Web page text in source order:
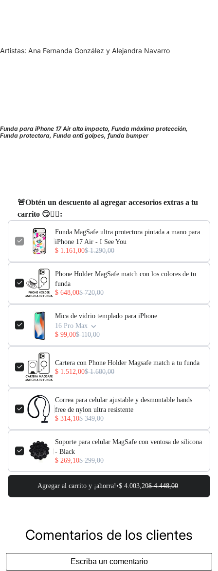
Artistas: Ana Fernanda González y Alejandra Navarro
Funda para iPhone 17 Air alto impacto, Funda máxima protección,
Funda protectora, Funda anti golpes, funda bumper
🚨Obtén un descuento al agregar accesorios extras a tu
carrito 😏👇🏻:
Funda MagSafe ultra protectora pintada a mano para
iPhone 17 Air - I See You
$ 1.161,00$ 1.290,00
Phone Holder MagSafe match con los colores de tu
funda
$ 648,00$ 720,00
Mica de vidrio templado para iPhone
16 Pro Max
$ 99,00$ 110,00
Cartera con Phone Holder Magsafe match a tu funda
$ 1.512,00$ 1.680,00
Correa para celular ajustable y desmontable hands
free de nylon ultra resistente
$ 314,10$ 349,00
Soporte para celular MagSafe con ventosa de silicona
- Black
$ 269,10$ 299,00
Agregar al carrito y ¡ahorra!•$ 4.003,20$ 4.448,00
Comentarios de los clientes
Escriba un comentario